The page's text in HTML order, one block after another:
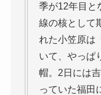
季が12年目と
線の核として
れた小笠原は
いて、やっぱ
帽。2日には
っていた福田